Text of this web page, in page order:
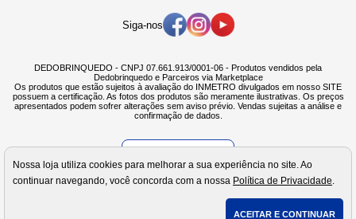
Siga-nos
DEDOBRINQUEDO - CNPJ 07.661.913/0001-06 - Produtos vendidos pela
Dedobrinquedo e Parceiros via Marketplace
Os produtos que estão sujeitos à avaliação do INMETRO divulgados em nosso SITE
possuem a certificação. As fotos dos produtos são meramente ilustrativas. Os preços
apresentados podem sofrer alterações sem aviso prévio. Vendas sujeitas a análise e
confirmação de dados.
Nossa loja utiliza cookies para melhorar a sua experiência no site. Ao
continuar navegando, você concorda com a nossa Política de Privacidade.
ACEITAR E CONTINUAR